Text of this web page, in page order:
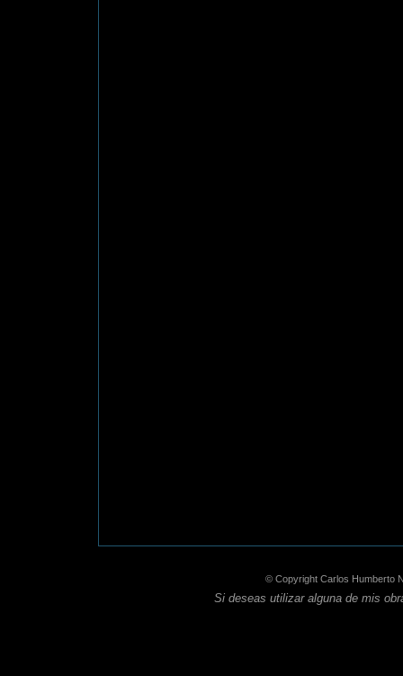
© Copyright Carlos Humberto
Si deseas utilizar alguna de mis